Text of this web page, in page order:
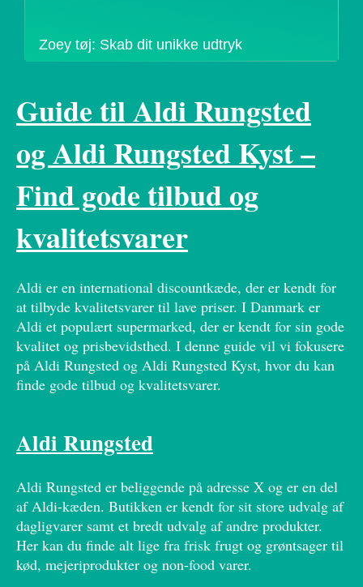
Zoey tøj: Skab dit unikke udtryk
Guide til Aldi Rungsted
og Aldi Rungsted Kyst –
Find gode tilbud og
kvalitetsvarer
Aldi er en international discountkæde, der er kendt for
at tilbyde kvalitetsvarer til lave priser. I Danmark er
Aldi et populært supermarked, der er kendt for sin gode
kvalitet og prisbevidsthed. I denne guide vil vi fokusere
på Aldi Rungsted og Aldi Rungsted Kyst, hvor du kan
finde gode tilbud og kvalitetsvarer.
Aldi Rungsted
Aldi Rungsted er beliggende på adresse X og er en del
af Aldi-kæden. Butikken er kendt for sit store udvalg af
dagligvarer samt et bredt udvalg af andre produkter.
Her kan du finde alt lige fra frisk frugt og grøntsager til
kød, mejeriprodukter og non-food varer.